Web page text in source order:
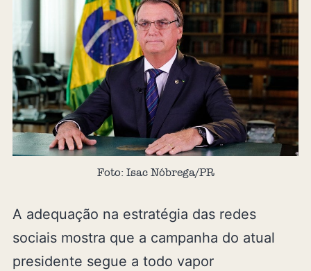
Foto: Isac Nóbrega/PR
A adequação na estratégia das redes
sociais mostra que a campanha do atual
presidente segue a todo vapor